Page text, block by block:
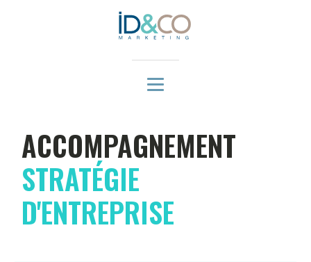
ACCOMPAGNEMENT
STRATÉGIE
D'ENTREPRISE